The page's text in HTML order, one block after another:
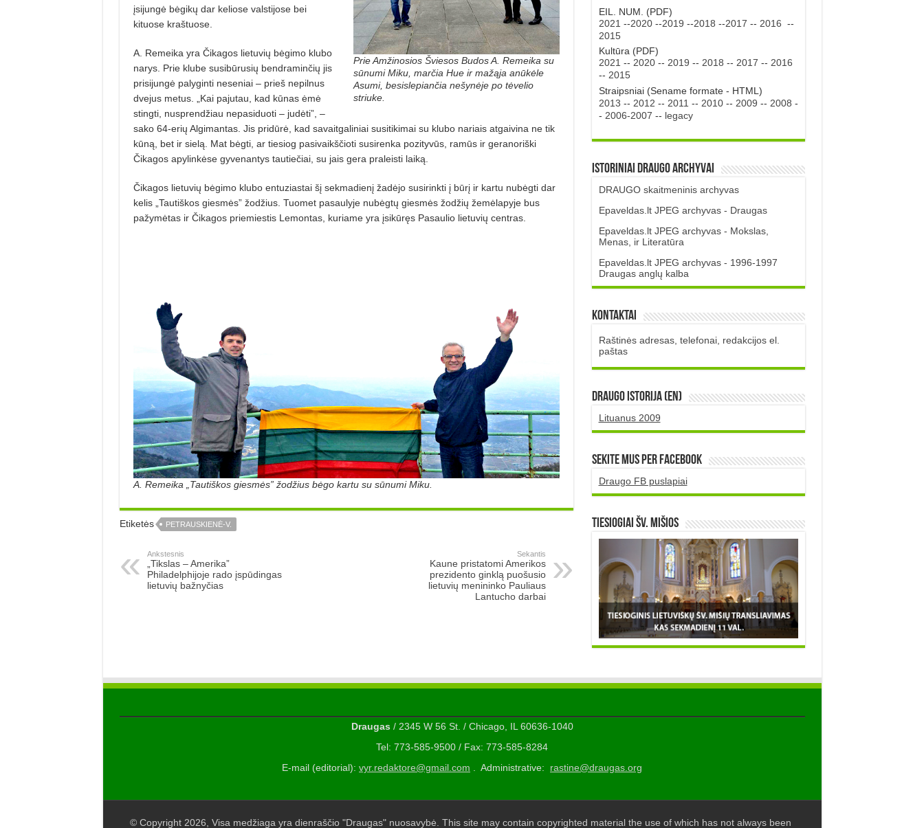
Prie Amžinosios Šviesos Budos A. Remeika su
sūnumi Miku, marčia Hue ir mažąja anūkėle
Asumi, besislepiančia nešynėje po tėvelio
striuke.
įsijungė bėgikų dar keliose valstijose bei
kituose kraštuose.
A. Remeika yra Čikagos lietuvių bėgimo klubo
narys. Prie klube susibūrusių bendraminčių jis
prisijungė palyginti neseniai – prieš nepilnus
dvejus metus. „Kai pajutau, kad kūnas ėmė
stingti, nusprendžiau nepasiduoti – judėti”, –
sako 64-erių Algimantas. Jis pridūrė, kad savaitgaliniai susitikimai su klubo nariais atgaivina ne tik
kūną, bet ir sielą. Mat bėgti, ar tiesiog pasivaikščioti susirenka pozityvūs, ramūs ir geranoriški
Čikagos apylinkėse gyvenantys tautiečiai, su jais gera praleisti laiką.
Čikagos lietuvių bėgimo klubo entuziastai šį sekmadienį žadėjo susirinkti į būrį ir kartu nubėgti dar
kelis „Tautiškos giesmės” žodžius. Tuomet pasaulyje nubėgtų giesmės žodžių žemėlapyje bus
pažymėtas ir Čikagos priemiestis Lemontas, kuriame yra įsikūręs Pasaulio lietuvių centras.
A. Remeika „Tautiškos giesmės” žodžius bėgo kartu su sūnumi Miku.
Etiketės PETRAUSKIENĖ-V.
Ankstesnis
„Tikslas – Amerika”
Philadelphijoje rado įspūdingas
lietuvių bažnyčias
Sekantis
Kaune pristatomi Amerikos
prezidento ginklą puošusio
lietuvių menininko Pauliaus
Lantucho darbai
EIL. NUM. (PDF)
2021 --2020--2019 --2018 --2017 -- 2016 --
2015
Kultūra (PDF)
2021 -- 2020-- 2019 -- 2018 -- 2017 -- 2016
-- 2015
Straipsniai (Sename formate - HTML)
2013 -- 2012 -- 2011 -- 2010-- 2009 -- 2008 -
- 2006-2007 -- legacy
Istoriniai DRAUGO Archyvai
DRAUGO skaitmeninis archyvas
Epaveldas.lt JPEG archyvas - Draugas
Epaveldas.lt JPEG archyvas - Mokslas,
Menas, ir Literatūra
Epaveldas.lt JPEG archyvas - 1996-1997
Draugas anglų kalba
Kontaktai
Raštinės adresas, telefonai, redakcijos el.
paštas
DRAUGO istorija (EN)
Lituanus 2009
Sekite mus per Facebook
Draugo FB puslapiai
TIESIOGIAI šv. MIŠIOS
Draugas/ 2345 W 56 St. / Chicago, IL 60636-1040
Tel: 773-585-9500 / Fax: 773-585-8284
E-mail (editorial): vyr.redaktore@gmail.com . Administrative: rastine@draugas.org
© Copyright 2026, Visa medžiaga yra dienraščio "Draugas" nuosavybė. This site may contain copyrighted material the use of which has not always been